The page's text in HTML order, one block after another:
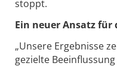
stoppt.
Ein neuer Ansatz für
„Unsere Ergebnisse
gezielte